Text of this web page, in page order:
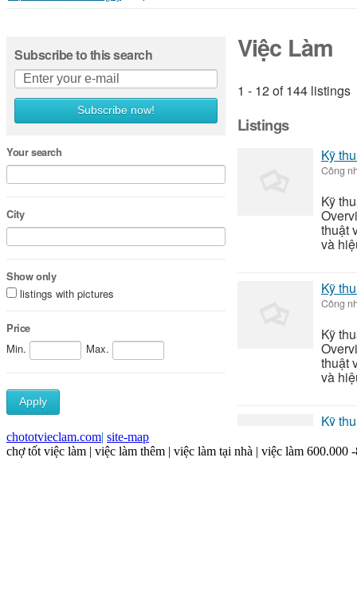
chototvieclam.com| site-map
chợ tốt việc làm | việc làm thêm | việc làm tại nhà | việc làm 600.000